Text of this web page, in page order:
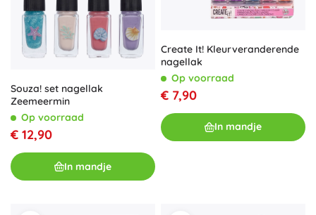
Souza! set nagellak
Zeemeermin
Op voorraad
€ 12,90
In mandje
Create It! Kleurveranderende
nagellak
Op voorraad
€ 7,90
In mandje